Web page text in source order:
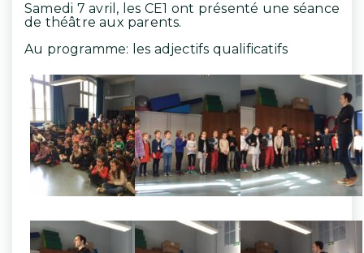
Samedi 7 avril, les CE1 ont présenté une séance
de théâtre aux parents.
Au programme: les adjectifs qualificatifs